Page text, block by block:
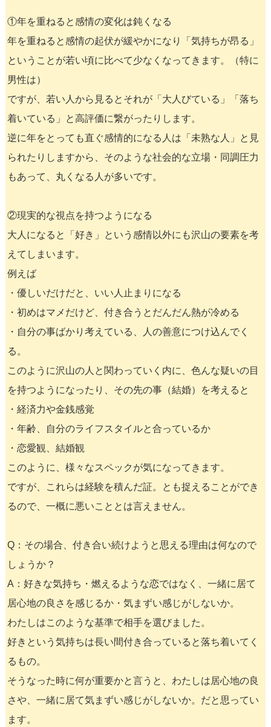
①年を重ねると感情の変化は鈍くなる
年を重ねると感情の起伏が緩やかになり「気持ちが昂る」
ということが若い頃に比べて少なくなってきます。（特に
男性は）
ですが、若い人から見るとそれが「大人びている」「落ち
着いている」と高評価に繋がったりします。
逆に年をとっても直ぐ感情的になる人は「未熟な人」と見
られたりしますから、そのような社会的な立場・同調圧力
もあって、丸くなる人が多いです。
②現実的な視点を持つようになる
大人になると「好き」という感情以外にも沢山の要素を考
えてしまいます。
例えば
・優しいだけだと、いい人止まりになる
・初めはマメだけど、付き合うとだんだん熱が冷める
・自分の事ばかり考えている、人の善意につけ込んでく
る。
このように沢山の人と関わっていく内に、色んな疑いの目
を持つようになったり、その先の事（結婚）を考えると
・経済力や金銭感覚
・年齢、自分のライフスタイルと合っているか
・恋愛観、結婚観
このように、様々なスペックが気になってきます。
ですが、これらは経験を積んだ証。とも捉えることができ
るので、一概に悪いこととは言えません。
Q：その場合、付き合い続けようと思える理由は何なので
しょうか？
A：好きな気持ち・燃えるような恋ではなく、一緒に居て
居心地の良さを感じるか・気まずい感じがしないか。
わたしはこのような基準で相手を選びました。
好きという気持ちは長い間付き合っていると落ち着いてく
るもの。
そうなった時に何が重要かと言うと、わたしは居心地の良
さや、一緒に居て気まずい感じがしないか。だと思ってい
ます。